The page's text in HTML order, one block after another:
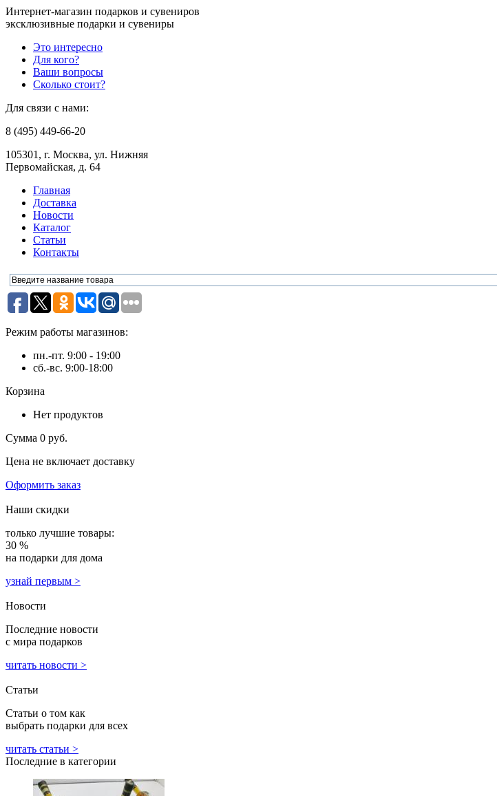
Интернет-магазин подарков и сувениров
эксклюзивные подарки и сувениры
Это интересно
Для кого?
Ваши вопросы
Сколько стоит?
Для связи с нами:
8 (495) 449-66-20
105301, г. Москва, ул. Нижняя
Первомайская, д. 64
Главная
Доставка
Новости
Каталог
Статьи
Контакты
Режим работы магазинов:
пн.-пт. 9:00 - 19:00
сб.-вс. 9:00-18:00
Корзина
Нет продуктов
Сумма 0 руб.
Цена не включает доставку
Оформить заказ
Наши скидки
только лучшие товары:
30 %
на подарки для дома
узнай первым >
Новости
Последние новости
с мира подарков
читать новости >
Статьи
Статьи о том как
выбрать подарки для всех
читать статьи >
Последние в категории